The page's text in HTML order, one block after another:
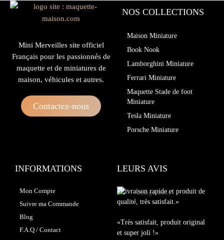
Mini Merveilles site officiel
Français pour les passionnés de
maquette et de miniatures de
maison, véhicules et autres.
Contactez-nous
NOS COLLECTIONS
Maison Miniature
Book Nook
Lamborghini Miniature
Ferrari Miniature
Maquette Stade de foot
Miniature
Tesla Miniature
Porsche Miniature
INFORMATIONS
Mon Compte
Suivre ma Commande
Blog
F.A.Q / Contact
LEURS AVIS
«Livraison rapide et produit de
qualité, très satisfait.»
«Très satisfait, produit original
et super joli !»